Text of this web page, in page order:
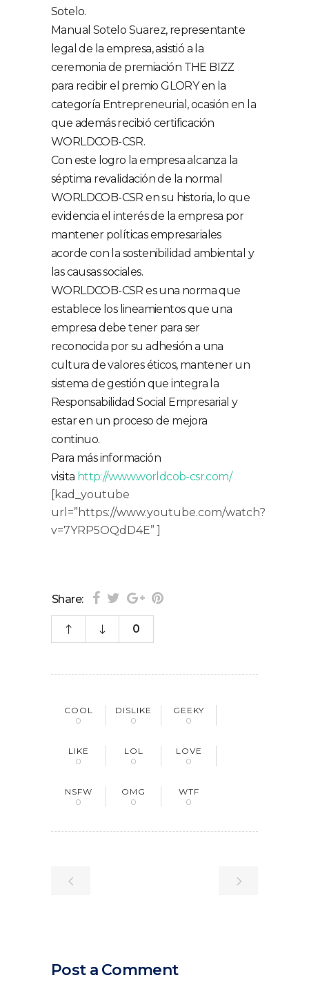
Sotelo.
Manual Sotelo Suarez, representante
legal de la empresa, asistió a la
ceremonia de premiación THE BIZZ
para recibir el premio GLORY en la
categoría Entrepreneurial, ocasión en la
que además recibió certificación
WORLDCOB-CSR.
Con este logro la empresa alcanza la
séptima revalidación de la normal
WORLDCOB-CSR en su historia, lo que
evidencia el interés de la empresa por
mantener políticas empresariales
acorde con la sostenibilidad ambiental y
las causas sociales.
WORLDCOB-CSR es una norma que
establece los lineamientos que una
empresa debe tener para ser
reconocida por su adhesión a una
cultura de valores éticos, mantener un
sistema de gestión que integra la
Responsabilidad Social Empresarial y
estar en un proceso de mejora
continuo.
Para más información
visita http://www.worldcob-csr.com/
[kad_youtube
url=”https://www.youtube.com/watch?
v=7YRP5OQdD4E” ]
Share:
0
COOL
0
DISLIKE
0
GEEKY
0
LIKE
0
LOL
0
LOVE
0
NSFW
0
OMG
0
WTF
0
Post a Comment